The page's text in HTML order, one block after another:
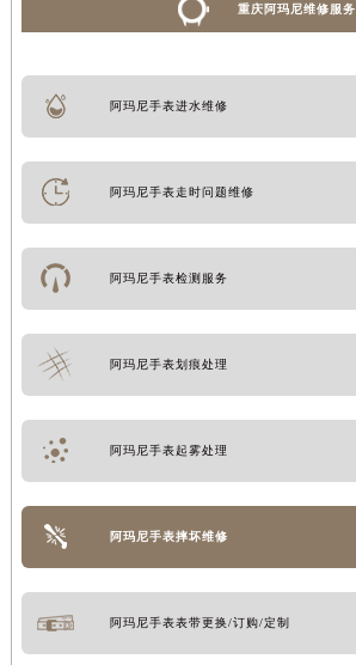
重庆阿玛尼维修服务
阿玛尼手表进水维修
阿玛尼手表走时问题维修
阿玛尼手表检测服务
阿玛尼手表划痕处理
阿玛尼手表起雾处理
阿玛尼手表摔坏维修
阿玛尼手表表带更换/订购/定制